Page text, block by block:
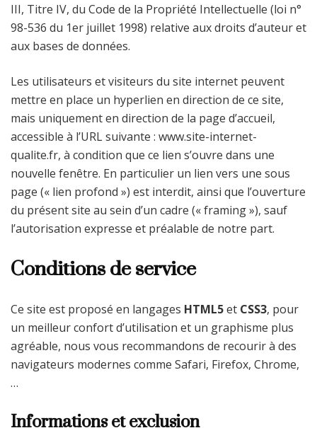
III, Titre IV, du Code de la Propriété Intellectuelle (loi n°
98-536 du 1er juillet 1998) relative aux droits d’auteur et
aux bases de données.
Les utilisateurs et visiteurs du site internet peuvent
mettre en place un hyperlien en direction de ce site,
mais uniquement en direction de la page d’accueil,
accessible à l’URL suivante : www.site-internet-
qualite.fr, à condition que ce lien s’ouvre dans une
nouvelle fenêtre. En particulier un lien vers une sous
page (« lien profond ») est interdit, ainsi que l’ouverture
du présent site au sein d’un cadre (« framing »), sauf
l’autorisation expresse et préalable de notre part.
Conditions de service
Ce site est proposé en langages HTML5et CSS3, pour
un meilleur confort d’utilisation et un graphisme plus
agréable, nous vous recommandons de recourir à des
navigateurs modernes comme Safari, Firefox, Chrome,
…